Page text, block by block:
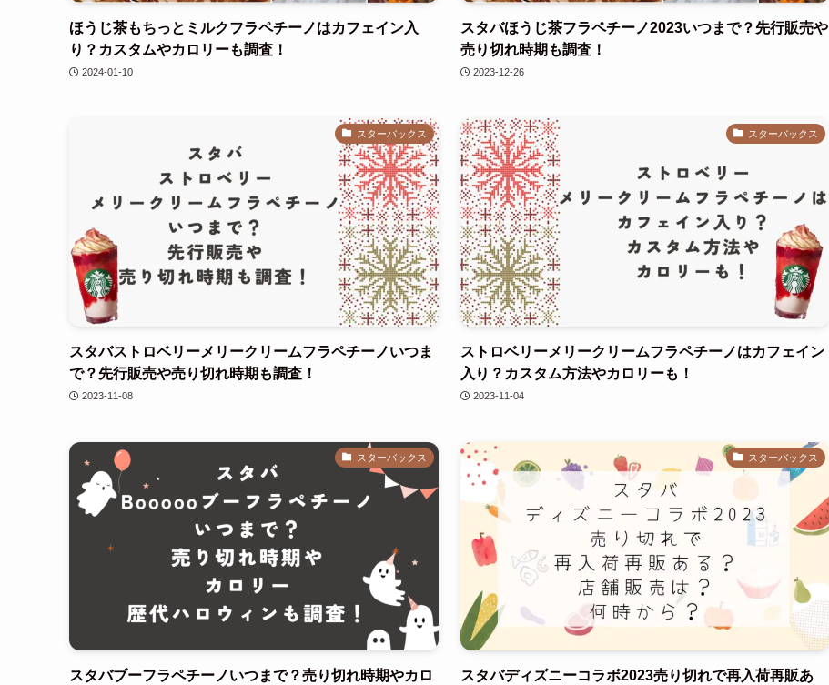
ほうじ茶もちっとミルクフラペチーノはカフェイン入
り？カスタムやカロリーも調査！
2024-01-10
スタバほうじ茶フラペチーノ2023いつまで？先行販売や
売り切れ時期も調査！
2023-12-26
スターバックス
スタバストロベリーメリークリームフラペチーノいつま
で？先行販売や売り切れ時期も調査！
2023-11-08
スターバックス
ストロベリーメリークリームフラペチーノはカフェイン
入り？カスタム方法やカロリーも！
2023-11-04
スターバックス
スタバブーフラペチーノいつまで？売り切れ時期やカロ
スターバックス
スタバディズニーコラボ2023売り切れで再入荷再販あ